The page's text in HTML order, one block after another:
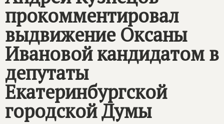
прокомментировал
выдвижение Оксаны
Ивановой кандидатом в
депутаты
Екатеринбургской
городской Думы